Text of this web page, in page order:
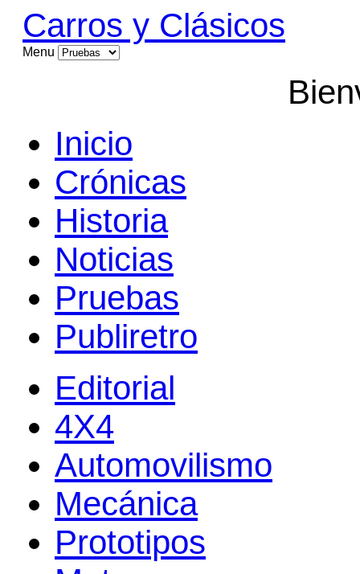
Carros y Clásicos
Menu
Inicio
Crónicas
Historia
Noticias
Pruebas
Publiretro
Editorial
4X4
Automovilismo
Mecánica
Prototipos